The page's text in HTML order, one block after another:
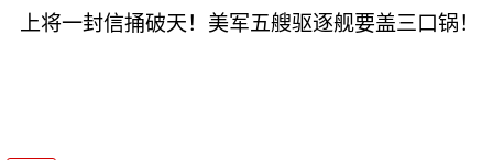
上将一封信捅破天！美军五艘驱逐舰要盖三口锅！